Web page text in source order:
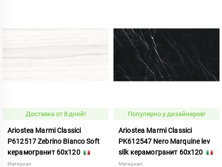
Доставка от 8 дней!
Ariostea Marmi Classici
P612517 Zebrino Bianco Soft
керамогранит 60x120
Материал:
Популярно у дизайнеров!
Ariostea Marmi Classici
PK612547 Nero Marquine lev
silk керамогранит 60x120
Материал: